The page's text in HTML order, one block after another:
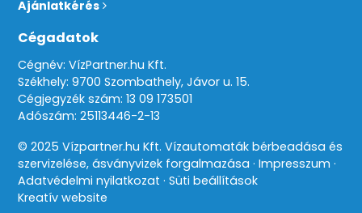
Ajánlatkérés
Cégadatok
Cégnév: VízPartner.hu Kft.
Székhely: 9700 Szombathely, Jávor u. 15.
Cégjegyzék szám: 13 09 173501
Adószám: 25113446-2-13
© 2025 Vízpartner.hu Kft. Vízautomaták bérbeadása és
szervizelése, ásványvizek forgalmazása Impresszum
Adatvédelmi nyilatkozat Süti beállítások
Kreatív website